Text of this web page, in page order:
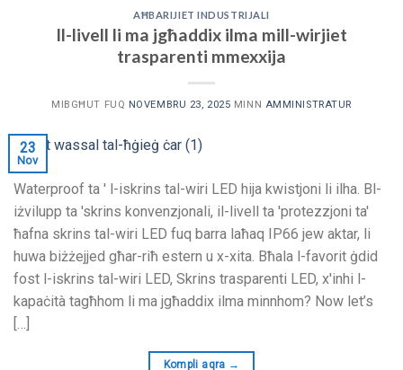
AĦBARIJIET INDUSTRIJALI
Il-livell li ma jgħaddix ilma mill-wirjiet
trasparenti mmexxija
MIBGĦUT FUQ NOVEMBRU 23, 2025 MINN AMMINISTRATUR
23
Nov
Waterproof ta ' l-iskrins tal-wiri LED hija kwistjoni li ilha. Bl-
iżvilupp ta 'skrins konvenzjonali, il-livell ta 'protezzjoni ta'
ħafna skrins tal-wiri LED fuq barra laħaq IP66 jew aktar, li
huwa biżżejjed għar-riħ estern u x-xita. Bħala l-favorit ġdid
fost l-iskrins tal-wiri LED, Skrins trasparenti LED, x'inhi l-
kapaċità tagħhom li ma jgħaddix ilma minnhom? Now let’s
[…]
Kompli aqra →